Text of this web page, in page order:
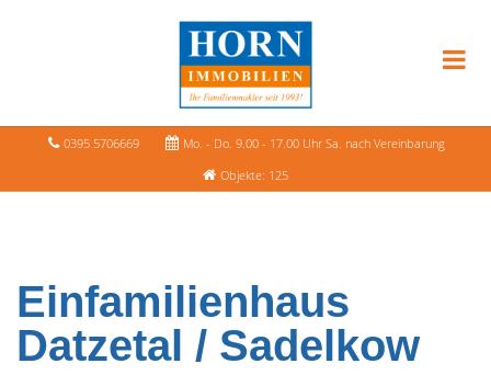
0395 5706669
Mo. - Do. 9.00 - 17.00 Uhr Sa. nach Vereinbarung
Objekte: 125
Einfamilienhaus
Datzetal / Sadelkow